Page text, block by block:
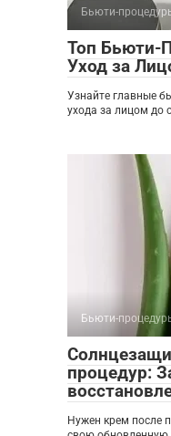
Бьюти-
Топ Бьюти-
Уход за
Узнайте главные
ухода за лицом до
Бьюти-
процедур:
Нужен крем после